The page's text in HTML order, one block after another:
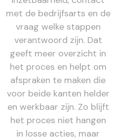
met de bedrijfsarts en de
vraag welke stappen
verantwoord zijn. Dat
geeft meer overzicht in
het proces en helpt om
afspraken te maken die
voor beide kanten helder
en werkbaar zijn. Zo blijft
het proces niet hangen
in losse acties, maar